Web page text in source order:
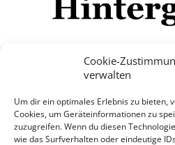
Cookie-
verwalten
Um dir ein optimales Erlebnis zu bieten,
Cookies, um Geräteinformationen zu
zuzugreifen. Wenn du diesen
wie das Surfverhalten oder eindeutige
Mehr